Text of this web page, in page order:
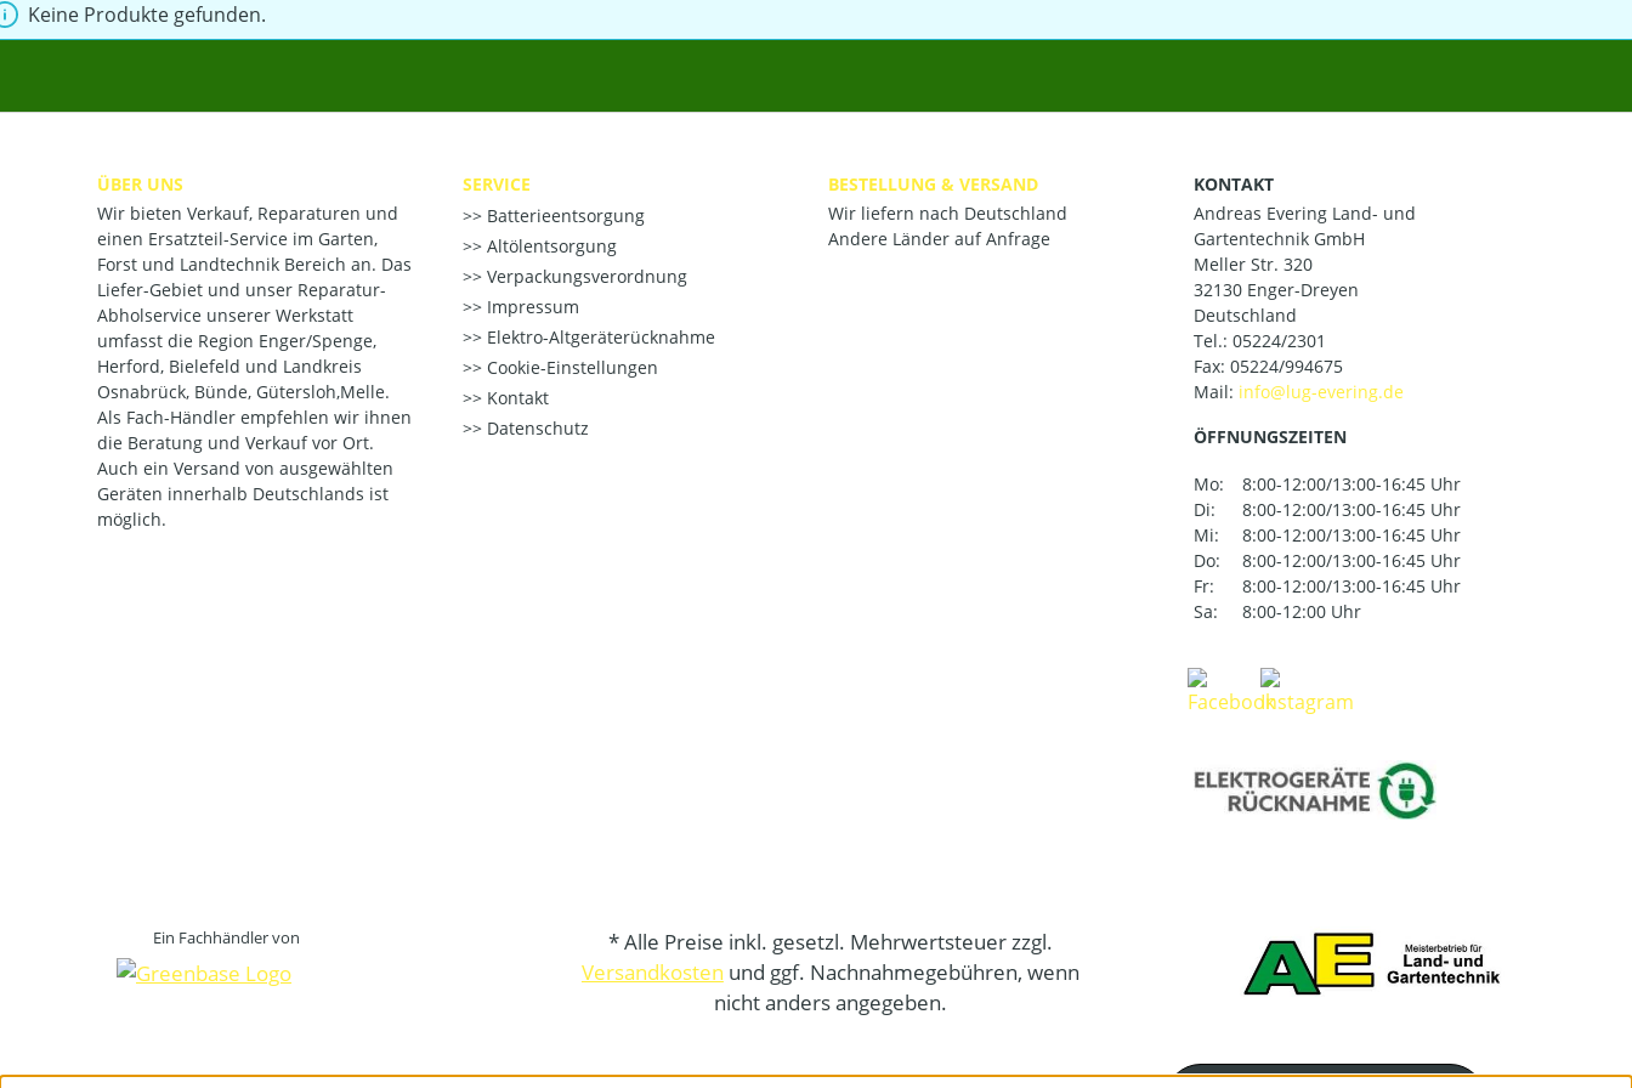
Keine Produkte gefunden.
ÜBER UNS
Wir bieten Verkauf, Reparaturen und
einen Ersatzteil-Service im Garten,
Forst und Landtechnik Bereich an. Das
Liefer-Gebiet und unser Reparatur-
Abholservice unserer Werkstatt
umfasst die Region Enger/Spenge,
Herford, Bielefeld und Landkreis
Osnabrück, Bünde, Gütersloh,Melle.
Als Fach-Händler empfehlen wir ihnen
die Beratung und Verkauf vor Ort.
Auch ein Versand von ausgewählten
Geräten innerhalb Deutschlands ist
möglich.
SERVICE
Batterieentsorgung
Altölentsorgung
Verpackungsverordnung
Impressum
Elektro-Altgeräterücknahme
Cookie-Einstellungen
Kontakt
Datenschutz
BESTELLUNG & VERSAND
Wir liefern nach Deutschland
Andere Länder auf Anfrage
KONTAKT
Andreas Evering Land- und
Gartentechnik GmbH
Meller Str. 320
32130 Enger-Dreyen
Deutschland
Tel.: 05224/2301
Fax: 05224/994675
Mail:
ÖFFNUNGSZEITEN
Mo:
8:00-12:00/13:00-16:45 Uhr
Di:
8:00-12:00/13:00-16:45 Uhr
Mi:
8:00-12:00/13:00-16:45 Uhr
Do:
8:00-12:00/13:00-16:45 Uhr
Fr:
8:00-12:00/13:00-16:45 Uhr
Sa:
8:00-12:00 Uhr
Ein Fachhändler von
* Alle Preise inkl. gesetzl. Mehrwertsteuer zzgl.
Versandkosten und ggf. Nachnahmegebühren, wenn
nicht anders angegeben.